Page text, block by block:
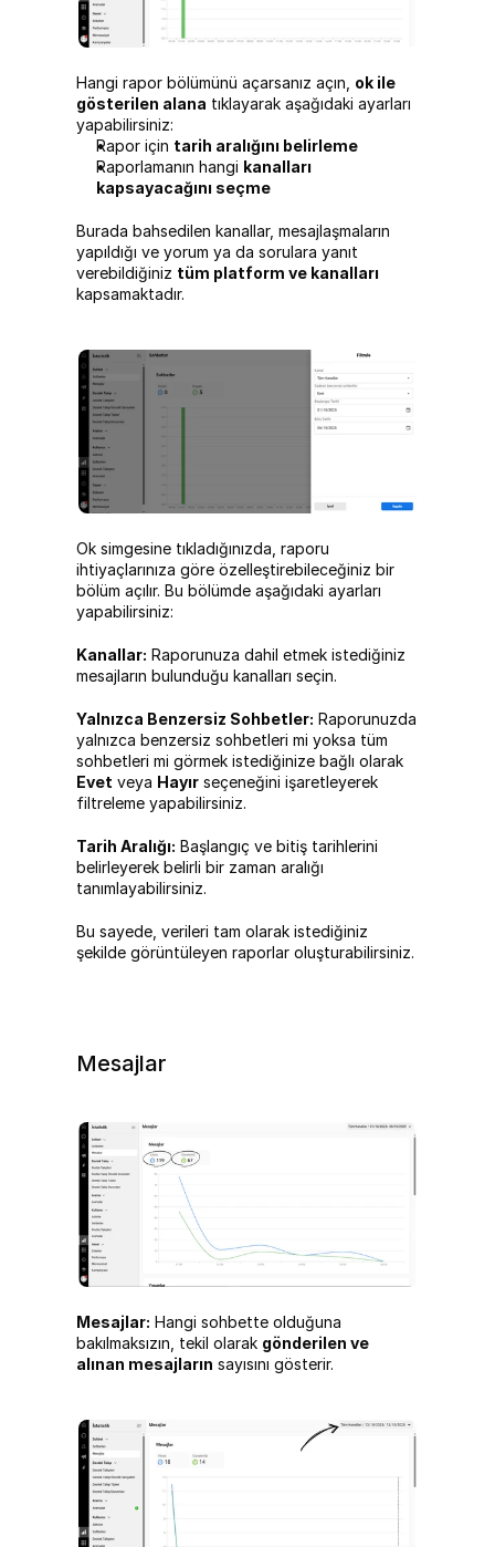
Hangi rapor bölümünü açarsanız açın, ok ile
gösterilen alana tıklayarak aşağıdaki ayarları
yapabilirsiniz:
Rapor için tarih aralığını belirleme
Raporlamanın hangi kanalları
kapsayacağını seçme
Burada bahsedilen kanallar, mesajlaşmaların
yapıldığı ve yorum ya da sorulara yanıt
verebildiğiniz tüm platform ve kanalları
kapsamaktadır.
Ok simgesine tıkladığınızda, raporu
ihtiyaçlarınıza göre özelleştirebileceğiniz bir
bölüm açılır. Bu bölümde aşağıdaki ayarları
yapabilirsiniz:
Kanallar: Raporunuza dahil etmek istediğiniz
mesajların bulunduğu kanalları seçin.
Yalnızca Benzersiz Sohbetler: Raporunuzda
yalnızca benzersiz sohbetleri mi yoksa tüm
Evet veya Hayır seçeneğini işaretleyerek
filtreleme yapabilirsiniz.
Tarih Aralığı: Başlangıç ve bitiş tarihlerini
belirleyerek belirli bir zaman aralığı
tanımlayabilirsiniz.
Bu sayede, verileri tam olarak istediğiniz
şekilde görüntüleyen raporlar oluşturabilirsiniz.
Mesajlar
Mesajlar: Hangi sohbette olduğuna
bakılmaksızın, tekil olarak gönderilen ve
alınan mesajların sayısını gösterir.